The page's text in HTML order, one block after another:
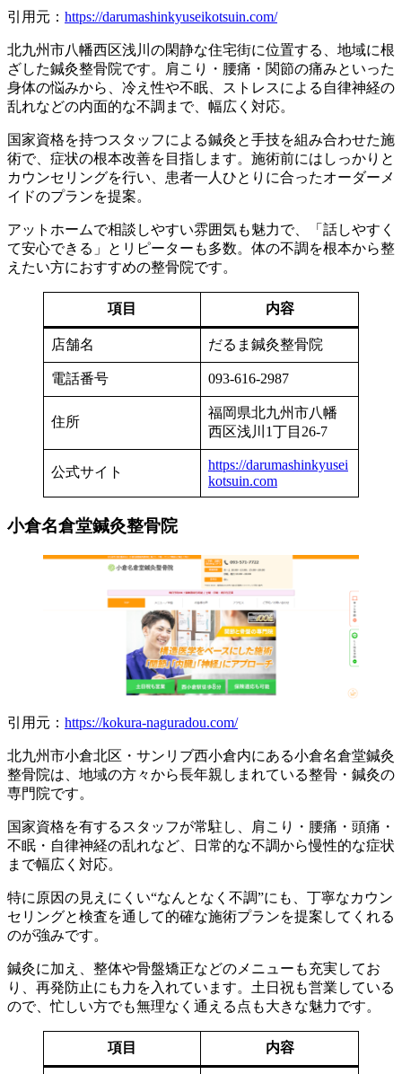
引用元： https://darumashinkyuseikotsuin.com/
北九州市八幡西区浅川の閑静な住宅街に位置する、地域に根
ざした鍼灸整骨院です。肩こり・腰痛・関節の痛みといった
身体の悩みから、冷え性や不眠、ストレスによる自律神経の
乱れなどの内面的な不調まで、幅広く対応。
国家資格を持つスタッフによる鍼灸と手技を組み合わせた施
術で、症状の根本改善を目指します。施術前にはしっかりと
カウンセリングを行い、患者一人ひとりに合ったオーダーメ
イドのプランを提案。
アットホームで相談しやすい雰囲気も魅力で、「話しやすく
て安心できる」とリピーターも多数。体の不調を根本から整
えたい方におすすめの整骨院です。
項目 内容
店舗名 だるま鍼灸整骨院
電話番号 093-616-2987
住所
福岡県北九州市八幡
西区浅川1丁目26-7
公式サイト
https://darumashinkyusei
kotsuin.com
小倉名倉堂鍼灸整骨院
引用元： https://kokura-naguradou.com/
北九州市小倉北区・サンリブ西小倉内にある小倉名倉堂鍼灸
整骨院は、地域の方々から長年親しまれている整骨・鍼灸の
専門院です。
国家資格を有するスタッフが常駐し、肩こり・腰痛・頭痛・
不眠・自律神経の乱れなど、日常的な不調から慢性的な症状
まで幅広く対応。
特に原因の見えにくい“なんとなく不調”にも、丁寧なカウン
セリングと検査を通して的確な施術プランを提案してくれる
のが強みです。
鍼灸に加え、整体や骨盤矯正などのメニューも充実してお
り、再発防止にも力を入れています。土日祝も営業している
ので、忙しい方でも無理なく通える点も大きな魅力です。
項目 内容